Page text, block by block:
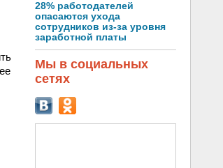
28% работодателей
опасаются ухода
сотрудников из-за уровня
заработной платы
Мы в социальных
сетях